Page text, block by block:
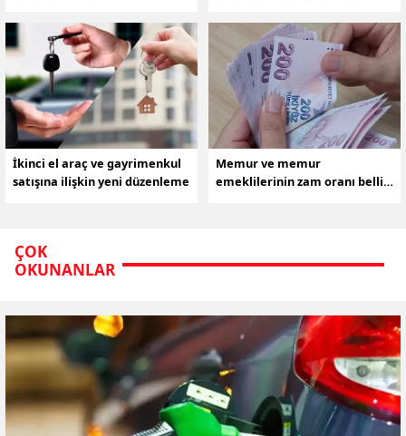
İkinci el araç ve gayrimenkul
satışına ilişkin yeni düzenleme
Memur ve memur
emeklilerinin zam oranı belli
ÇOK
OKUNANLAR